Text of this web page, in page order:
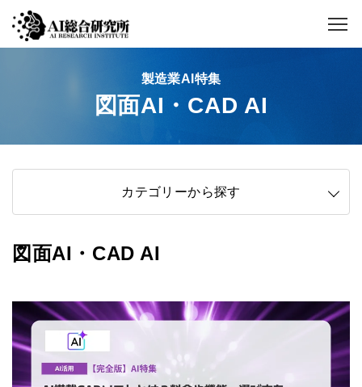
製造業AI特集
図面AI・CAD AI
カテゴリーから探す
図面AI・CAD AI